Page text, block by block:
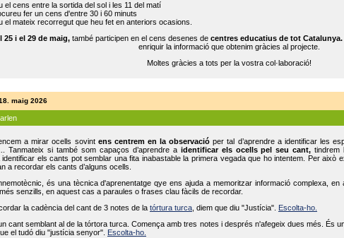
el cens entre la sortida del sol i les 11 del matí
fer un cens d'entre 30 i 60 minuts
el mateix recorregut que heu fet en anteriors ocasions.
25 i el 29 de maig,també participen en el cens desenes de centres educatius de tot Catalunya.
enriquir la informació que obtenim gràcies al projecte.
Moltes gràcies a tots per la vostra col·laboració!
maig 2026
a mirar ocells sovint ens centrem en la observació per tal d’aprendre a identificar les
Tanmateix si també som capaços d’aprendre a identificar els ocells pel seu cant, tindrem
els cants pot semblar una fita inabastable la primera vegada que ho intentem. Per això
a recordar els cants d’alguns ocells.
és una tècnica d'aprenentatge qye ens ajuda a memoritzar informació complexa,
senzills, en aquest cas a paraules o frases clau fàcils de recordar.
la cadència del cant de 3 notes de la tórtura turca , diem que diu "Justícia".
Escolta-ho.
cant semblant al de la tórtora turca. Comença amb tres notes i després n'afegeix dues més. És
el tudó diu "justícia senyor".
Escolta-ho.